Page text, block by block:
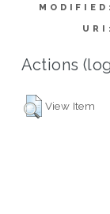
MODIFIED:
URI:
Actions
View Item